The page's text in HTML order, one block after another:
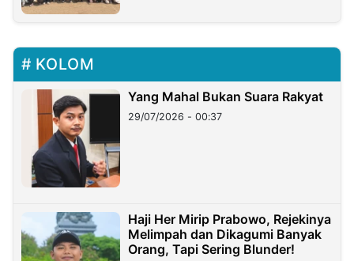
KOLOM
Yang Mahal Bukan Suara Rakyat
29/07/2026 - 00:37
Haji Her Mirip Prabowo, Rejekinya
Melimpah dan Dikagumi Banyak
Orang, Tapi Sering Blunder!